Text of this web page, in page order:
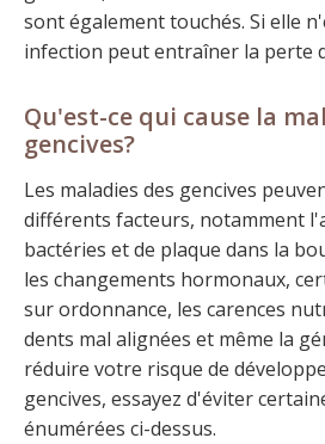
sont également touchés. Si elle
infection peut entraîner la perte
Qu'est-ce qui cause la
gencives?
Les maladies des gencives
différents facteurs, notamment
bactéries et de plaque dans la
les changements hormonaux,
sur ordonnance, les carences
dents mal alignées et même la
réduire votre risque de
gencives, essayez d'éviter
énumérées ci-dessus.